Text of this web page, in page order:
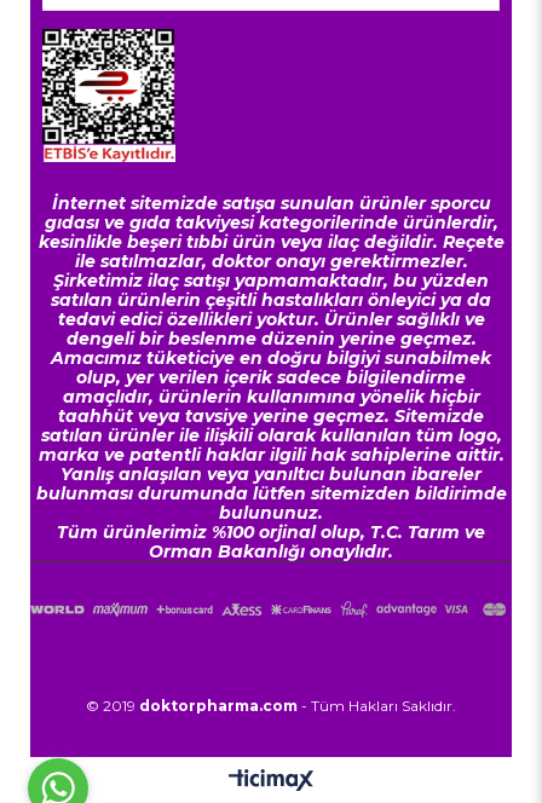
İnternet sitemizde satışa sunulan ürünler sporcu
gıdası ve gıda takviyesi kategorilerinde ürünlerdir,
kesinlikle beşeri tıbbi ürün veya ilaç değildir. Reçete
ile satılmazlar, doktor onayı gerektirmezler.
Şirketimiz ilaç satışı yapmamaktadır, bu yüzden
satılan ürünlerin çeşitli hastalıkları önleyici ya da
tedavi edici özellikleri yoktur. Ürünler sağlıklı ve
dengeli bir beslenme düzenin yerine geçmez.
Amacımız tüketiciye en doğru bilgiyi sunabilmek
olup, yer verilen içerik sadece bilgilendirme
amaçlıdır, ürünlerin kullanımına yönelik hiçbir
taahhüt veya tavsiye yerine geçmez. Sitemizde
satılan ürünler ile ilişkili olarak kullanılan tüm logo,
marka ve patentli haklar ilgili hak sahiplerine aittir.
Yanlış anlaşılan veya yanıltıcı bulunan ibareler
bulunması durumunda lütfen sitemizden bildirimde
bulununuz.
Tüm ürünlerimiz %100 orjinal olup, T.C. Tarım ve
Orman Bakanlığı onaylıdır.
© 2019 doktorpharma.com - Tüm Hakları Saklıdır.